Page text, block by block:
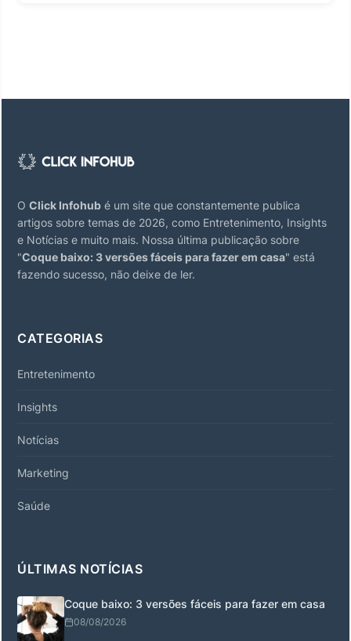
O Click Infohub é um site que constantemente publica
artigos sobre temas de 2026, como Entretenimento, Insights
e Notícias e muito mais. Nossa última publicação sobre
"Coque baixo: 3 versões fáceis para fazer em casa" está
fazendo sucesso, não deixe de ler.
CATEGORIAS
Entretenimento
Insights
Notícias
Marketing
Saúde
ÚLTIMAS NOTÍCIAS
Coque baixo: 3 versões fáceis para fazer em casa
08/08/2026